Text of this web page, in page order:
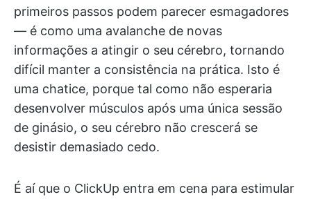
primeiros passos podem parecer esmagadores
— é como uma avalanche de novas
informações a atingir o seu cérebro, tornando
difícil manter a consistência na prática. Isto é
uma chatice, porque tal como não esperaria
desenvolver músculos após uma única sessão
de ginásio, o seu cérebro não crescerá se
desistir demasiado cedo.
É aí que o ClickUp entra em cena para estimular